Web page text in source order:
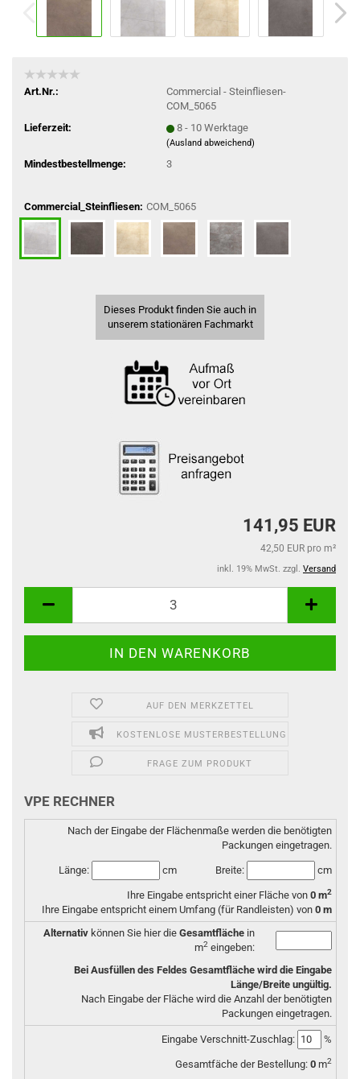
Art.Nr.:
Commercial - Steinfliesen-
COM_5065
Lieferzeit:
8 - 10 Werktage
(Ausland abweichend)
Mindestbestellmenge: 3
Commercial_Steinfliesen: COM_5065
Dieses Produkt finden Sie auch in
unserem stationären Fachmarkt
141,95 EUR
42,50 EUR pro m²
inkl. 19% MwSt. zzgl. Versand
AUF DEN MERKZETTEL
KOSTENLOSE MUSTERBESTELLUNG
FRAGE ZUM PRODUKT
VPE RECHNER
Nach der Eingabe der Flächenmaße werden die benötigten
Packungen eingetragen.
Länge: cm Breite: cm
Ihre Eingabe entspricht einer Fläche von 0 m2
Ihre Eingabe entspricht einem Umfang (für Randleisten) von 0 m
Alternativ können Sie hier die Gesamtfläche in
m2 eingeben:
Bei Ausfüllen des Feldes Gesamtfläche wird die Eingabe
Länge/Breite ungültig.
Nach Eingabe der Fläche wird die Anzahl der benötigten
Packungen eingetragen.
Eingabe Verschnitt-Zuschlag: %
Gesamtfäche der Bestellung: 0 m2